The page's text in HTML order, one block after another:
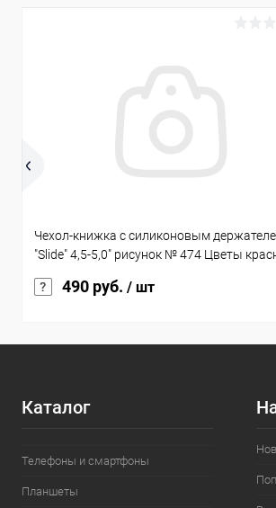
Чехол-книжка с силиконовым
"Slide" 4,5-5,0" рисунок № 474 Цветы
490 руб. / шт
Каталог
Телефоны и смартфоны
Планшеты